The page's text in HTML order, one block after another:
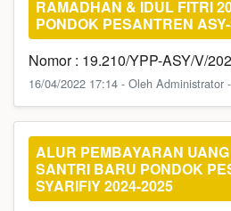
RAMADHAN & IDUL FITRI
PONDOK PESANTREN
Nomor : 19.210/YPP-ASY/V/
16/04/2022 17:14 - Oleh Administrator
ALUR PEMBAYARAN
SANTRI BARU PONDOK
SYARIFIY 2024-2025